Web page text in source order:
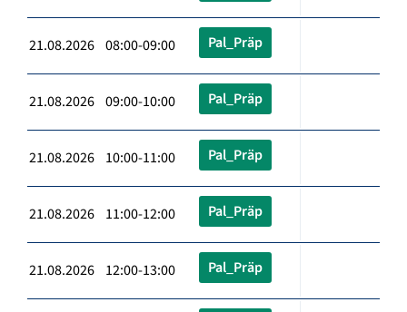
21.08.2026 08:00-09:00 Pal_Präp
21.08.2026 09:00-10:00 Pal_Präp
21.08.2026 10:00-11:00 Pal_Präp
21.08.2026 11:00-12:00 Pal_Präp
21.08.2026 12:00-13:00 Pal_Präp